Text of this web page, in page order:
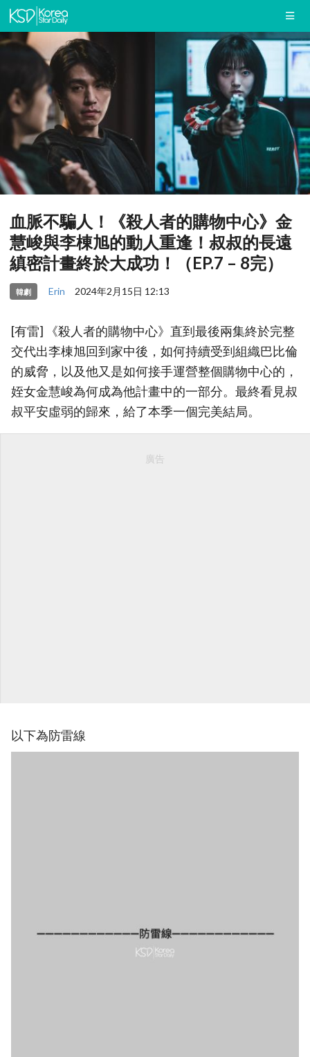
血脈不騙人！《殺人者的購物中心》金
慧峻與李棟旭的動人重逢！叔叔的長遠
縝密計畫終於大成功！（EP.7 – 8完）
韓劇 Erin 2024年2月15日 12:13
[有雷] 《殺人者的購物中心》直到最後兩集終於完整
交代出李棟旭回到家中後，如何持續受到組織巴比倫
的威脅，以及他又是如何接手運營整個購物中心的，
姪女金慧峻為何成為他計畫中的一部分。最終看見叔
叔平安虛弱的歸來，給了本季一個完美結局。
廣告
以下為防雷線